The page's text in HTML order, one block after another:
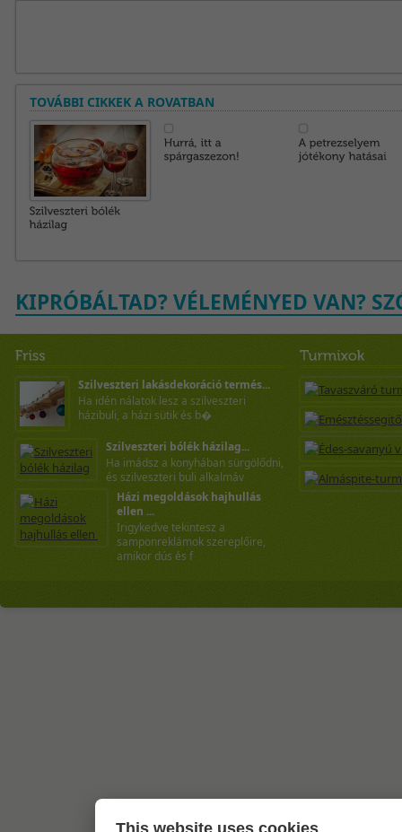
TOVÁBBI CIKKEK A ROVATBAN
KIPRÓBÁLTAD? VÉLEMÉNYED VAN?
Szilveszteri lakásdekoráció termés...
Ha idén nálatok lesz a szilveszteri
házibuli, a házi sütik és b�
Szilveszteri bólék házilag...
Ha imádsz a konyhában sürgölődni,
és szilveszteri buli alkalmáv
Házi megoldások hajhullás
ellen ...
Irigykedve tekintesz a
samponreklámok szereplőire,
amikor dús és f
This website uses cookies